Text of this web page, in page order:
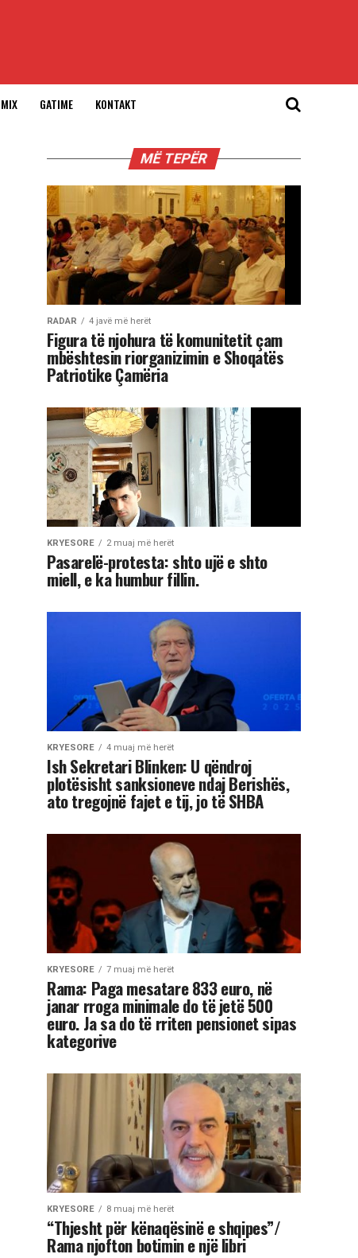
MIX GATIME KONTAKT
MË TEPËR
RADAR 4 javë më herët
Figura të njohura të komunitetit çam
mbështesin riorganizimin e Shoqatës
Patriotike Çamëria
KRYESORE 2 muaj më herët
Pasarelë-protesta: shto ujë e shto
miell, e ka humbur fillin.
KRYESORE 4 muaj më herët
Ish Sekretari Blinken: U qëndroj
plotësisht sanksioneve ndaj Berishës,
ato tregojnë fajet e tij, jo të SHBA
KRYESORE 7 muaj më herët
Rama: Paga mesatare 833 euro, në
janar rroga minimale do të jetë 500
euro. Ja sa do të rriten pensionet sipas
kategorive
KRYESORE 8 muaj më herët
“Thjesht për kënaqësinë e shqipes”/
Rama njofton botimin e një libri